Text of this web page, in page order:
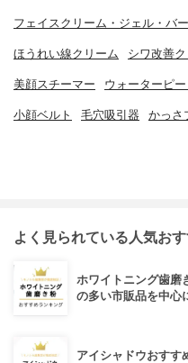
フェイスクリーム・ジェル・バ
ほうれい線クリーム シワ改善
美顔スチーマー ウォーターピ
小顔ベルト 毛穴吸引器 かっさ
よく見られている人気お
ホワイトニング歯磨
の多い市販品を中心
アイシャドウおすす